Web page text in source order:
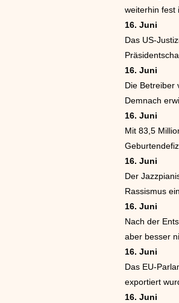
weiterhin fest
16. Juni
Das US-
16. Juni
Die Betreiber
Demnach
16. Juni
Mit 83,5
16. Juni
Der
Rassismus ein.
16. Juni
Nach der
aber besser
16. Juni
Das EU-
exportiert
16. Juni